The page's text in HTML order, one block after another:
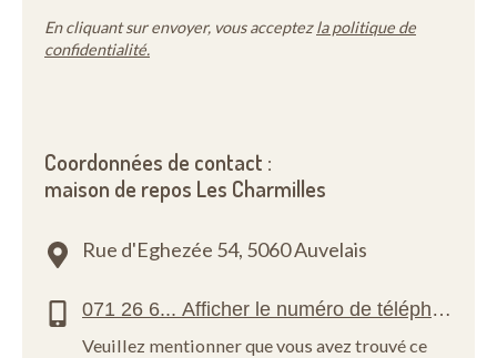
En cliquant sur envoyer, vous acceptezla politique de
confidentialité.
Coordonnées de contact :
maison de repos Les Charmilles
Rue d'Eghezée 54, 5060 Auvelais
Veuillez mentionner que vous avez trouvé ce